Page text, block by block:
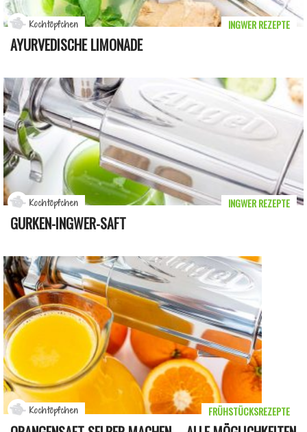
AYURVEDISCHE LIMONADE
INGWER REZEPTE
Kochtöpfchen
GURKEN-INGWER-SAFT
INGWER REZEPTE
Kochtöpfchen
FRÜHSTÜCKSREZEPTE
Kochtöpfchen